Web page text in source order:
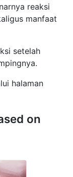
reaksi
manfaat
setelah
halaman
on